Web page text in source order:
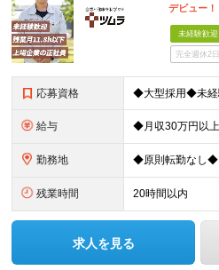
デビュー！
未経験歓迎
完全週休2日
応募資格
給与
勤務地
残業時間 20時間以内
求人を見る